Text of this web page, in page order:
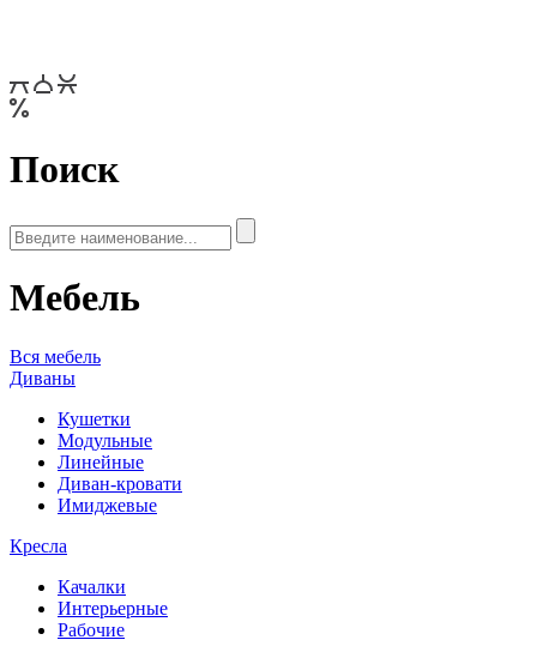
Поиск
Мебель
Вся мебель
Диваны
Кушетки
Модульные
Линейные
Диван-кровати
Имиджевые
Кресла
Качалки
Интерьерные
Рабочие